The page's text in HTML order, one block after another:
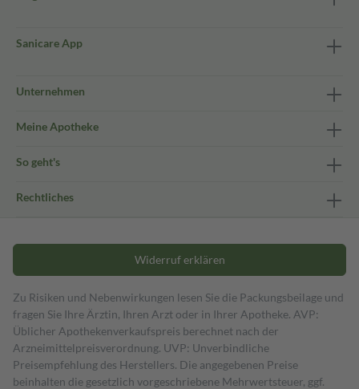
Sanicare App
Unternehmen
Meine Apotheke
So geht's
Rechtliches
Widerruf erklären
Zu Risiken und Nebenwirkungen lesen Sie die Packungsbeilage und
fragen Sie Ihre Ärztin, Ihren Arzt oder in Ihrer Apotheke. AVP:
Üblicher Apothekenverkaufspreis berechnet nach der
Arzneimittelpreisverordnung. UVP: Unverbindliche
Preisempfehlung des Herstellers. Die angegebenen Preise
beinhalten die gesetzlich vorgeschriebene Mehrwertsteuer, ggf.